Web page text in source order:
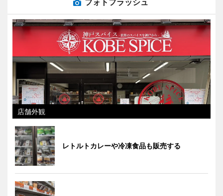
フォトフラッシュ
店舗外観
レトルトカレーや冷凍食品も販売する